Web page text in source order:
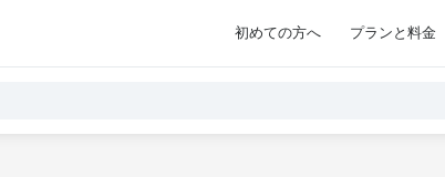
初めての方へ プランと料金